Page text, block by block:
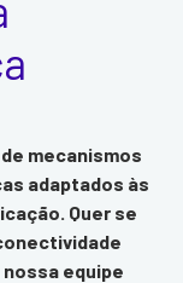
mecanismos
adaptados às
Quer se
equipe